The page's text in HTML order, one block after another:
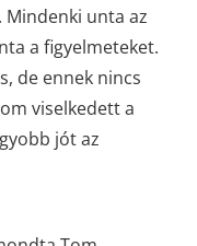
unta az
a figyelmeteket.
de ennek nincs
viselkedett a
jót az